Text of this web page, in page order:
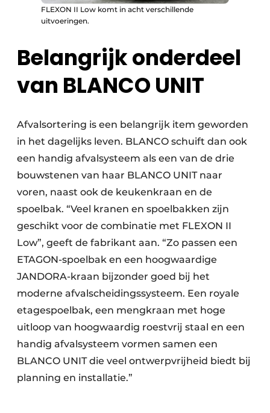
FLEXON II Low komt in acht verschillende
uitvoeringen.
Belangrijk onderdeel
van BLANCO UNIT
Afvalsortering is een belangrijk item geworden
in het dagelijks leven. BLANCO schuift dan ook
een handig afvalsysteem als een van de drie
bouwstenen van haar BLANCO UNIT naar
voren, naast ook de keukenkraan en de
spoelbak. “Veel kranen en spoelbakken zijn
geschikt voor de combinatie met FLEXON II
Low”, geeft de fabrikant aan. “Zo passen een
ETAGON-spoelbak en een hoogwaardige
JANDORA-kraan bijzonder goed bij het
moderne afvalscheidingssysteem. Een royale
etagespoelbak, een mengkraan met hoge
uitloop van hoogwaardig roestvrij staal en een
handig afvalsysteem vormen samen een
BLANCO UNIT die veel ontwerpvrijheid biedt bij
planning en installatie.”